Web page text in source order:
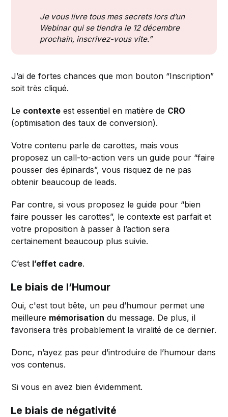
Je vous livre tous mes secrets lors d’un
Webinar qui se tiendra le 12 décembre
prochain, inscrivez-vous vite.”
J’ai de fortes chances que mon bouton “Inscription”
soit très cliqué.
Le contexte est essentiel en matière de CRO
(optimisation des taux de conversion).
Votre contenu parle de carottes, mais vous
proposez un call-to-action vers un guide pour “faire
pousser des épinards”, vous risquez de ne pas
obtenir beaucoup de leads.
Par contre, si vous proposez le guide pour “bien
faire pousser les carottes”, le contexte est parfait et
votre proposition à passer à l’action sera
certainement beaucoup plus suivie.
C’est l’effet cadre.
Le biais de l’Humour
Oui, c'est tout bête, un peu d’humour permet une
meilleure mémorisation du message. De plus, il
favorisera très probablement la viralité de ce dernier.
Donc, n’ayez pas peur d’introduire de l’humour dans
vos contenus.
Si vous en avez bien évidemment.
Le biais de négativité